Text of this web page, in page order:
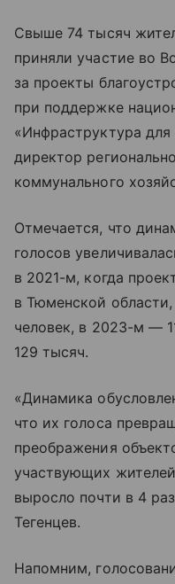
Свыше 74 тысяч
приняли участие во
за проекты
при поддержке
«Инфраструктура
директор
коммунального
Отмечается, что
голосов
в 2021-м, когда
в Тюменской
человек, в 2023-м —
129 тысяч.
«Динамика
что их голоса
преображения
участвующих
выросло почти в 4
Тегенцев.
Напомним,